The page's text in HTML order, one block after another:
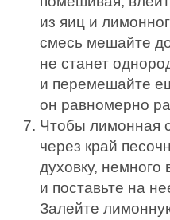
из яиц и
смесь мешайте
не станет
и перемешайте
он равномерно
Чтобы лимонная
через край
духовку, немного
и поставьте на
Залейте